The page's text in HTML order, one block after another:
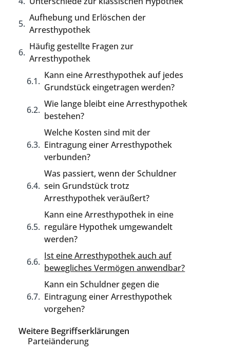
Aufhebung und Erlöschen der
Arresthypothek
Häufig gestellte Fragen zur
Arresthypothek
Kann eine Arresthypothek auf jedes
Grundstück eingetragen werden?
Wie lange bleibt eine Arresthypothek
bestehen?
Welche Kosten sind mit der
Eintragung einer Arresthypothek
verbunden?
Was passiert, wenn der Schuldner
sein Grundstück trotz
Arresthypothek veräußert?
Kann eine Arresthypothek in eine
reguläre Hypothek umgewandelt
werden?
Ist eine Arresthypothek auch auf
bewegliches Vermögen anwendbar?
Kann ein Schuldner gegen die
Eintragung einer Arresthypothek
vorgehen?
Weitere Begriffserklärungen
Parteiänderung